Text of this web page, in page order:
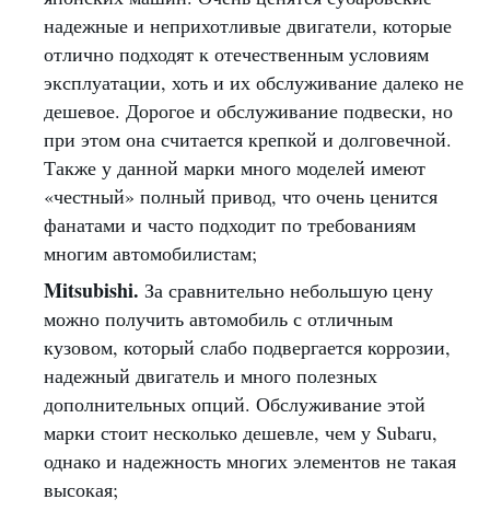
надежные и неприхотливые двигатели, которые
отлично подходят к отечественным условиям
эксплуатации, хоть и их обслуживание далеко не
дешевое. Дорогое и обслуживание подвески, но
при этом она считается крепкой и долговечной.
Также у данной марки много моделей имеют
«честный» полный привод, что очень ценится
фанатами и часто подходит по требованиям
многим автомобилистам;
Mitsubishi. За сравнительно небольшую цену
можно получить автомобиль с отличным
кузовом, который слабо подвергается коррозии,
надежный двигатель и много полезных
дополнительных опций. Обслуживание этой
марки стоит несколько дешевле, чем у Subaru,
однако и надежность многих элементов не такая
высокая;